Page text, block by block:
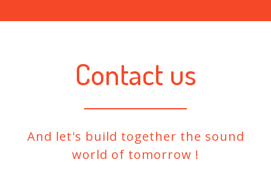
Contact us
And let's build together the sound
world of tomorrow !